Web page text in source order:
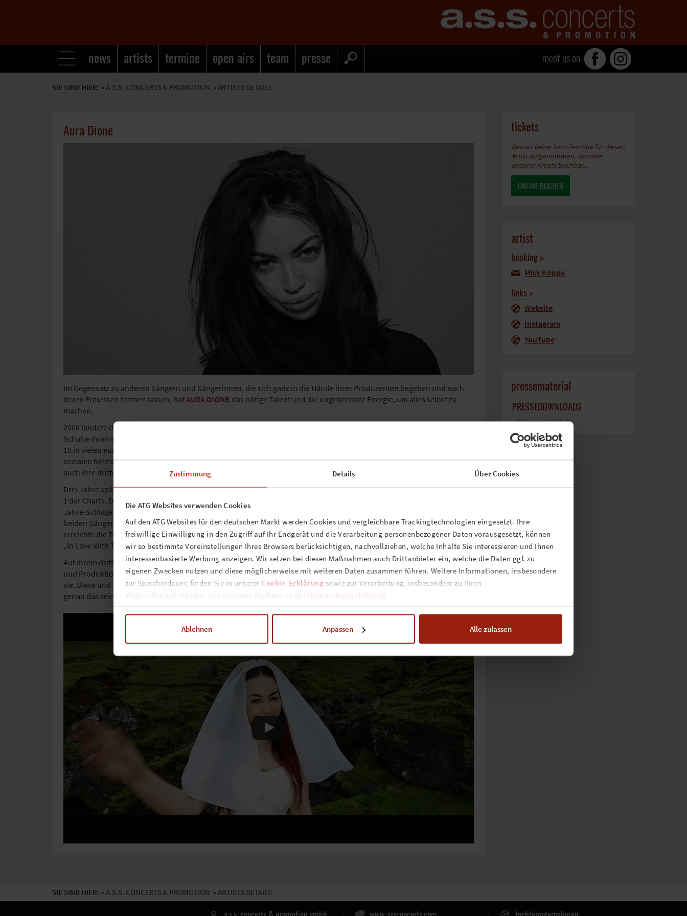
Zustimmung Details Über Cookies
Die ATG Websites verwenden Cookies
Auf den ATG Websites für den deutschen Markt werden Cookies und vergleichbare Trackingtechnologien eingesetzt. Ihre
freiwillige Einwilligung in den Zugriff auf Ihr Endgerät und die Verarbeitung personenbezogener Daten vorausgesetzt, können
wir so bestimmte Voreinstellungen Ihres Browsers berücksichtigen, nachvollziehen, welche Inhalte Sie interessieren und Ihnen
interessenbasierte Werbung anzeigen. Wir setzen bei diesen Maßnahmen auch Drittanbieter ein, welche die Daten ggf. zu
eigenen Zwecken nutzen und diese möglicherweise mit weiteren Daten zusammen führen. Weitere Informationen, insbesondere
zur Speicherdauer, finden Sie in unserer Cookie-Erklärung sowie zur Verarbeitung, insbesondere zu Ihren
Widerrufsmöglichkeiten und weiteren Rechten, in der Datenschutzerklärung
Ablehnen Anpassen Alle zulassen
news artists termine open airs team presse meet us on
SIE SIND HIER: »A.S.S. CONCERTS & PROMOTION » ARTISTS DETAILS
Aura Dione
Im Gegensatz zu anderen Sängern und Sängerinnen, die sich ganz in die Hände ihrer Produzenten begeben und nach
deren Ermessen formen lassen, hatAURA DIONE das nötige Talent und die ungebremste Energie, um alles selbst zu
machen.
2008 landete die zierliche und selbstbewusste Musikerin mit dem eleganten Modegespür und der Schwäche für schöne
Schuhe ihren ersten Nummer-1-Hit in Deutschland: „I Will Love You Monday“ erreichte Platinstatus, gelangte in die Top
10 in vielen europäischen Ländern und das dazugehörige Video wurde bereits mehr als 100 Millionen Mal in den
sozialen Netzwerken angesehen. Die zweite Single „Song For Sophie“ hielt sich 22 Wochen in den deutschen Charts und
auch ihre dritte Auskopplung, „Something From Nothing“ gelangte in die Charts.
Drei Jahre später begeisterteAURA DIONEerneut ganz Deutschland und kam mit „Geronimo“ zum zweiten Mal auf Platz
1 der Charts. Die einzige andere Dänin, die gleich zwei Spitzentitel im Nachbarland platzieren konnte, war der 60er-
Jahre-Schlagerstar Gitte („Ich will nen Cowboy als Mann“). Das ist jedoch die einzige Gemeinsamkeit zwischen den
beiden Sängerinnen.AURAselbst sieht sich eher in der Nachfolge von Dolly Parton. Ihre zweite Single „Friends“
erreichte die Top-6 der europäischen Single Charts und wie schon beim ersten Album schaffte es auch die dritte Single
„In Love With The World“ in die Charts.
Auf ihrem dritten Album „Can‘t Steal The Music“ präsentierteAURA DIONEein berauschendes Kaleidoskop an Stilen
und Produktionstechniken. „Wenn sich ein Song leicht auf der Gitarre spielen lässt, weiß man, dass er gut ist“, erklärt
sie. Diese und weitere Grundsätze übernahm Aura von ihrem Vorbild Bob Dylan, für den jeder Song zuallererst immer
genau das sein musste: ein Song.
tickets
Derzeit keine Tour-Termine für diesen
Artist aufgenommen. Termine
anderer Artists buchbar...
ONLINE BUCHEN
artist
booking »
Mick Köppe
links »
Website
Instagram
YouTube
pressematerial
PRESSEDOWNLOADS
» Pressematerial
SIE SIND HIER: »A.S.S. CONCERTS & PROMOTION » ARTISTS DETAILS